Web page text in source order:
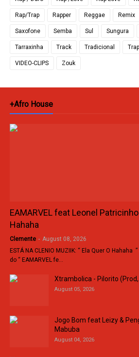
Rap/Trap Rapper Reggae Remix
Saxofone Semba Sul Sungura
Tarraxinha Track Tradicional Trap
VIDEO-CLIPS Zouk
+Afro House
EAMARVEL feat Leonel Patricinho
Hahaha
Clemente - August 08, 2026
ESTÁ NA CLENIO MUZIIK: “ Ela Quer O
do “ EAMARVEL fe…
Xtrambolica - Pilorito
August 05, 2026
Jogo Bom feat Leizy &
Mabuba
August 04, 2026